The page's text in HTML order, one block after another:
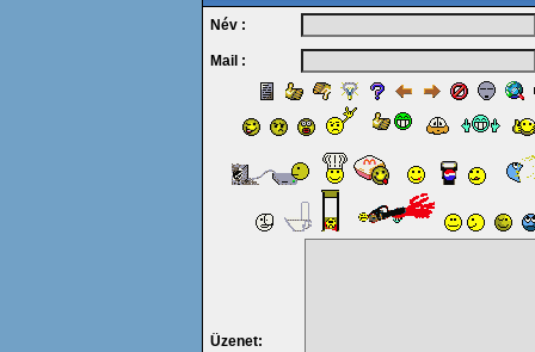
Név :
Mail :
Üzenet: